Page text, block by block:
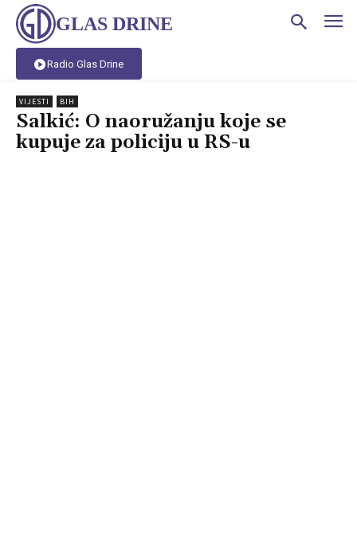
GLAS DRINE
Radio Glas Drine
VIJESTI BIH
Salkić: O naoružanju koje se
kupuje za policiju u RS-u